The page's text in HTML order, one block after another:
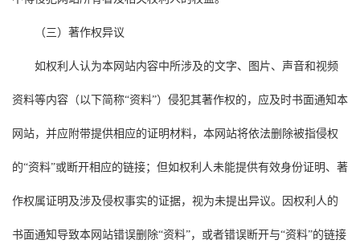
（三）著作权异议
如权利人认为本网站内容中所涉及的文字、图片、声音和视频
资料等内容（以下简称“资料”）侵犯其著作权的，应及时书面通知本
网站，并应附带提供相应的证明材料，本网站将依法删除被指侵权
的“资料”或断开相应的链接；但如权利人未能提供有效身份证明、著
作权属证明及涉及侵权事实的证据，视为未提出异议。因权利人的
书面通知导致本网站错误删除“资料”，或者错误断开与“资料”的链接